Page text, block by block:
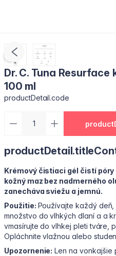
Dr. C. Tuna
100 ml
productDetail.code
Krémový čistiaci gél čistí
kožný maz bez nadmerného
zanecháva sviežu a jemnú.
Použitie: Používajte každý
množstvo do vlhkých dlaní a a
vmasírujte do vlhkej pleti tváre,
Opláchnite vlažnou alebo
Upozornenie: Len na vonkajšie